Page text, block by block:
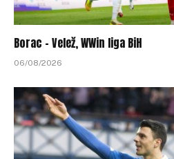
Borac – Velež, WWin liga BiH
06/08/2026